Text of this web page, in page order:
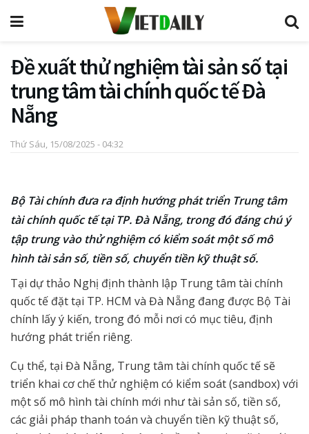
Đề xuất thử nghiệm tài sản số tại
trung tâm tài chính quốc tế Đà
Nẵng
Thứ Sáu, 15/08/2025 - 04:32
Bộ Tài chính đưa ra định hướng phát triển Trung tâm
tài chính quốc tế tại TP. Đà Nẵng, trong đó đáng chú ý
tập trung vào thử nghiệm có kiểm soát một số mô
hình tài sản số, tiền số, chuyển tiền kỹ thuật số.
Tại dự thảo Nghị định thành lập Trung tâm tài chính
quốc tế đặt tại TP. HCM và Đà Nẵng đang được Bộ Tài
chính lấy ý kiến, trong đó mỗi nơi có mục tiêu, định
hướng phát triển riêng.
Cụ thể, tại Đà Nẵng, Trung tâm tài chính quốc tế sẽ
triển khai cơ chế thử nghiệm có kiểm soát (sandbox) với
một số mô hình tài chính mới như tài sản số, tiền số,
các giải pháp thanh toán và chuyển tiền kỹ thuật số,